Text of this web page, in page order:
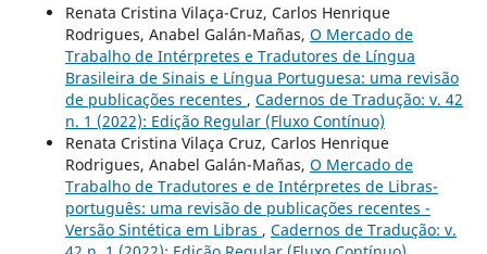
Renata Cristina Vilaça-Cruz, Carlos Henrique
Rodrigues, Anabel Galán-Mañas, O Mercado de
Trabalho de Intérpretes e Tradutores de Língua
Brasileira de Sinais e Língua Portuguesa: uma revisão
de publicações recentes , Cadernos de Tradução: v. 42
n. 1 (2022): Edição Regular (Fluxo Contínuo)
Renata Cristina Vilaça Cruz, Carlos Henrique
Rodrigues, Anabel Galán-Mañas, O Mercado de
Trabalho de Tradutores e de Intérpretes de Libras-
português: uma revisão de publicações recentes -
Versão Sintética em Libras , Cadernos de Tradução: v.